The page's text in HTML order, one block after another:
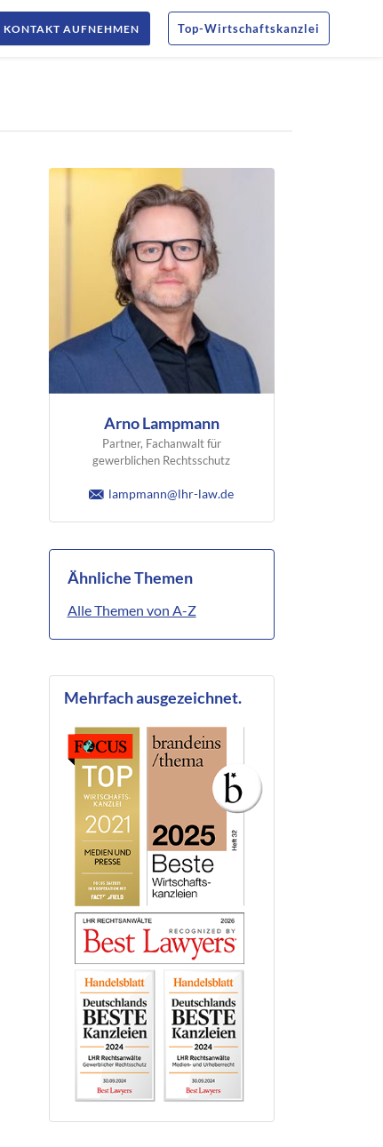
Top-Wirtschaftskanzlei
KONTAKT AUFNEHMEN
Arno Lampmann
Partner, Fachanwalt für
gewerblichen Rechtsschutz
lampmann@lhr-law.de
Ähnliche Themen
Alle Themen von A-Z
Mehrfach ausgezeichnet.